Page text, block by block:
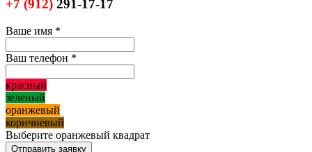
+7 (912) 291-17-17
Ваше имя *
Ваш телефон *
красный
зеленый
оранжевый
коричневый
Выберите оранжевый квадрат